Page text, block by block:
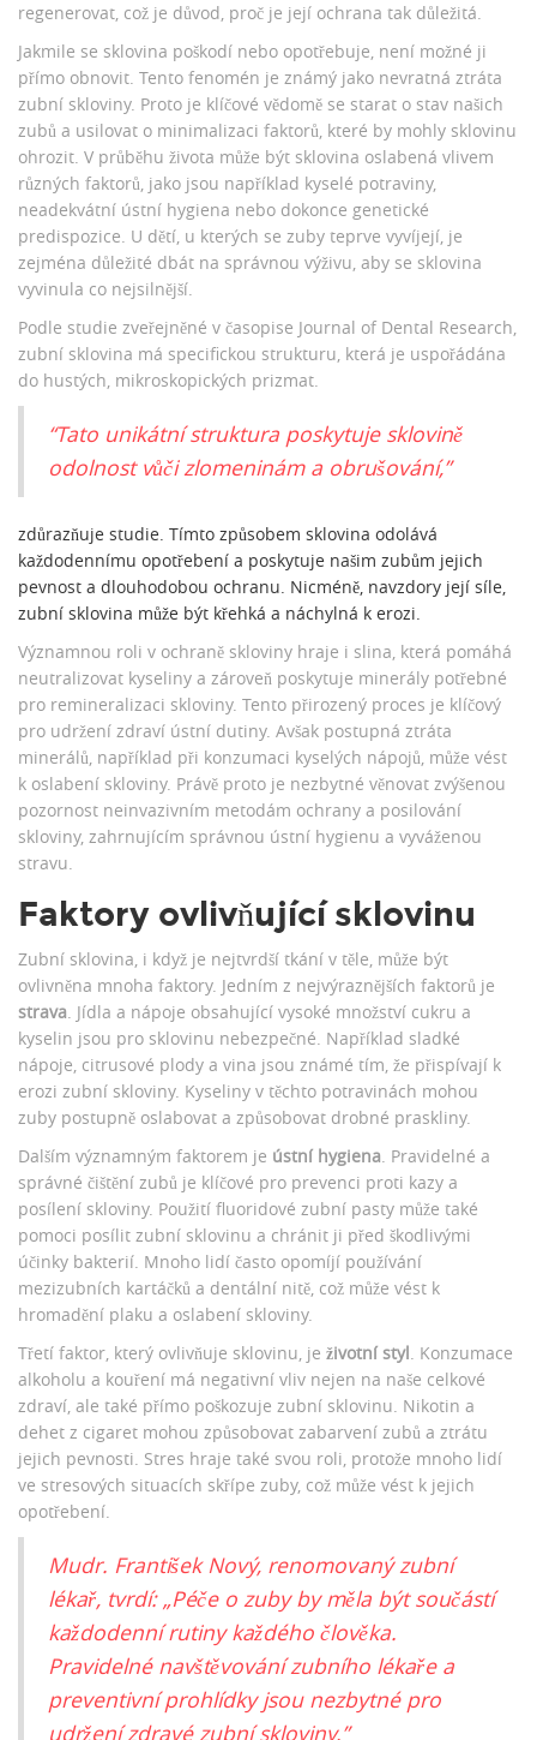
regenerovat, což je důvod, proč je její ochrana tak důležitá.
Jakmile se sklovina poškodí nebo opotřebuje, není možné ji
přímo obnovit. Tento fenomén je známý jako nevratná ztráta
zubní skloviny. Proto je klíčové vědomě se starat o stav našich
zubů a usilovat o minimalizaci faktorů, které by mohly sklovinu
ohrozit. V průběhu života může být sklovina oslabená vlivem
různých faktorů, jako jsou například kyselé potraviny,
neadekvátní ústní hygiena nebo dokonce genetické
predispozice. U dětí, u kterých se zuby teprve vyvíjejí, je
zejména důležité dbát na správnou výživu, aby se sklovina
vyvinula co nejsilnější.
Podle studie zveřejněné v časopise Journal of Dental Research,
zubní sklovina má specifickou strukturu, která je uspořádána
do hustých, mikroskopických prizmat.
“Tato unikátní struktura poskytuje sklovině
odolnost vůči zlomeninám a obrušování,”
zdůrazňuje studie. Tímto způsobem sklovina odolává
každodennímu opotřebení a poskytuje našim zubům jejich
pevnost a dlouhodobou ochranu. Nicméně, navzdory její síle,
zubní sklovina může být křehká a náchylná k erozi.
Významnou roli v ochraně skloviny hraje i slina, která pomáhá
neutralizovat kyseliny a zároveň poskytuje minerály potřebné
pro remineralizaci skloviny. Tento přirozený proces je klíčový
pro udržení zdraví ústní dutiny. Avšak postupná ztráta
minerálů, například při konzumaci kyselých nápojů, může vést
k oslabení skloviny. Právě proto je nezbytné věnovat zvýšenou
pozornost neinvazivním metodám ochrany a posilování
skloviny, zahrnujícím správnou ústní hygienu a vyváženou
stravu.
Faktory ovlivňující sklovinu
Zubní sklovina, i když je nejtvrdší tkání v těle, může být
ovlivněna mnoha faktory. Jedním z nejvýraznějších faktorů je
strava. Jídla a nápoje obsahující vysoké množství cukru a
kyselin jsou pro sklovinu nebezpečné. Například sladké
nápoje, citrusové plody a vina jsou známé tím, že přispívají k
erozi zubní skloviny. Kyseliny v těchto potravinách mohou
zuby postupně oslabovat a způsobovat drobné praskliny.
Dalším významným faktorem je ústní hygiena. Pravidelné a
správné čištění zubů je klíčové pro prevenci proti kazy a
posílení skloviny. Použití fluoridové zubní pasty může také
pomoci posílit zubní sklovinu a chránit ji před škodlivými
účinky bakterií. Mnoho lidí často opomíjí používání
mezizubních kartáčků a dentální nitě, což může vést k
hromadění plaku a oslabení skloviny.
Třetí faktor, který ovlivňuje sklovinu, je životní styl. Konzumace
alkoholu a kouření má negativní vliv nejen na naše celkové
zdraví, ale také přímo poškozuje zubní sklovinu. Nikotin a
dehet z cigaret mohou způsobovat zabarvení zubů a ztrátu
jejich pevnosti. Stres hraje také svou roli, protože mnoho lidí
ve stresových situacích skřípe zuby, což může vést k jejich
opotřebení.
Mudr. František Nový, renomovaný zubní
lékař, tvrdí: „Péče o zuby by měla být součástí
každodenní rutiny každého člověka.
Pravidelné navštěvování zubního lékaře a
preventivní prohlídky jsou nezbytné pro
udržení zdravé zubní skloviny.”